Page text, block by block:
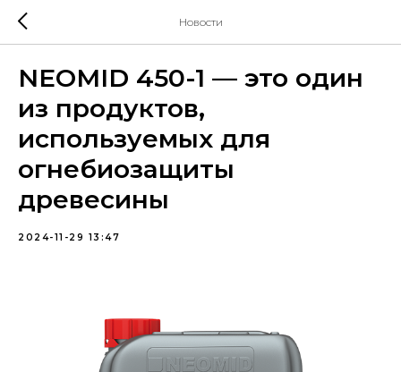
Новости
NEOMID 450-1 — это один
из продуктов,
используемых для
огнебиозащиты
древесины
2024-11-29 13:47